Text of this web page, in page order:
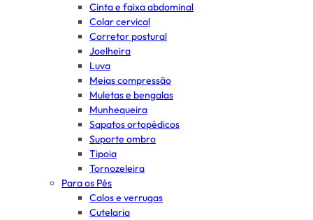
Cinta e faixa abdominal
Colar cervical
Corretor postural
Joelheira
Luva
Meias compressão
Muletas e bengalas
Munhequeira
Sapatos ortopédicos
Suporte ombro
Tipoia
Tornozeleira
Para os Pés
Calos e verrugas
Cutelaria